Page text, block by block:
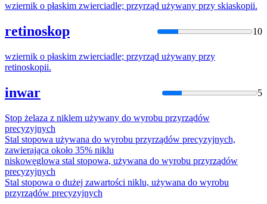
wziernik o płaskim zwierciadle; przyrząd używany przy skiaskopii.
retinoskop 10
wziernik o płaskim zwierciadle; przyrząd używany przy
retinoskopii.
inwar 5
Stop żelaza z niklem używany do wyrobu przyrządów
precyzyjnych
Stal stopowa używana do wyrobu przyrządów precyzyjnych,
zawierająca około 35% niklu
niskowęglowa stal stopowa, używana do wyrobu przyrządów
precyzyjnych
Stal stopowa o dużej zawartości niklu, używana do wyrobu
przyrządów precyzyjnych